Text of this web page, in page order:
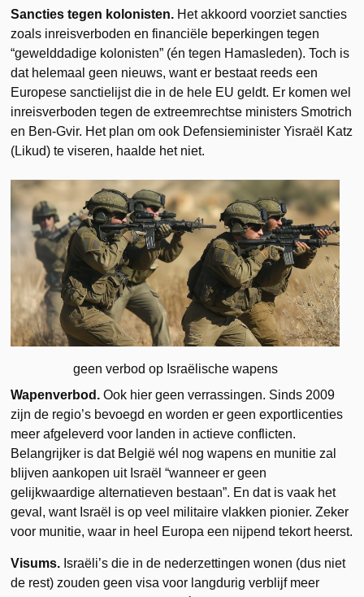
Sancties tegen kolonisten. Het akkoord voorziet sancties
zoals inreisverboden en financiële beperkingen tegen
“gewelddadige kolonisten” (én tegen Hamasleden). Toch is
dat helemaal geen nieuws, want er bestaat reeds een
Europese sanctielijst die in de hele EU geldt. Er komen wel
inreisverboden tegen de extreemrechtse ministers Smotrich
en Ben-Gvir. Het plan om ook Defensieminister Yisraël Katz
(Likud) te viseren, haalde het niet.
geen verbod op Israëlische wapens
Wapenverbod. Ook hier geen verrassingen. Sinds 2009
zijn de regio’s bevoegd en worden er geen exportlicenties
meer afgeleverd voor landen in actieve conflicten.
Belangrijker is dat België wél nog wapens en munitie zal
blijven aankopen uit Israël “wanneer er geen
gelijkwaardige alternatieven bestaan”. En dat is vaak het
geval, want Israël is op veel militaire vlakken pionier. Zeker
voor munitie, waar in heel Europa een nijpend tekort heerst.
Visums. Israëli’s die in de nederzettingen wonen (dus niet
de rest) zouden geen visa voor langdurig verblijf meer